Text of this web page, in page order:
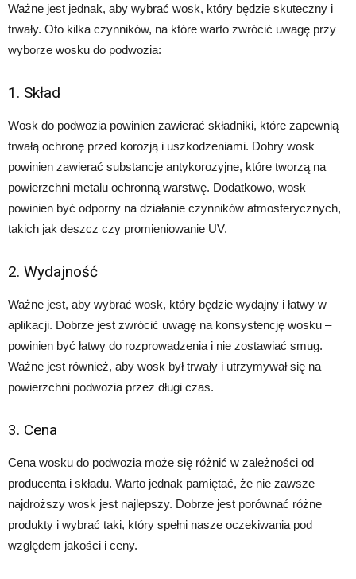
Ważne jest jednak, aby wybrać wosk, który będzie skuteczny i
trwały. Oto kilka czynników, na które warto zwrócić uwagę przy
wyborze wosku do podwozia:
1. Skład
Wosk do podwozia powinien zawierać składniki, które zapewnią
trwałą ochronę przed korozją i uszkodzeniami. Dobry wosk
powinien zawierać substancje antykorozyjne, które tworzą na
powierzchni metalu ochronną warstwę. Dodatkowo, wosk
powinien być odporny na działanie czynników atmosferycznych,
takich jak deszcz czy promieniowanie UV.
2. Wydajność
Ważne jest, aby wybrać wosk, który będzie wydajny i łatwy w
aplikacji. Dobrze jest zwrócić uwagę na konsystencję wosku –
powinien być łatwy do rozprowadzenia i nie zostawiać smug.
Ważne jest również, aby wosk był trwały i utrzymywał się na
powierzchni podwozia przez długi czas.
3. Cena
Cena wosku do podwozia może się różnić w zależności od
producenta i składu. Warto jednak pamiętać, że nie zawsze
najdroższy wosk jest najlepszy. Dobrze jest porównać różne
produkty i wybrać taki, który spełni nasze oczekiwania pod
względem jakości i ceny.